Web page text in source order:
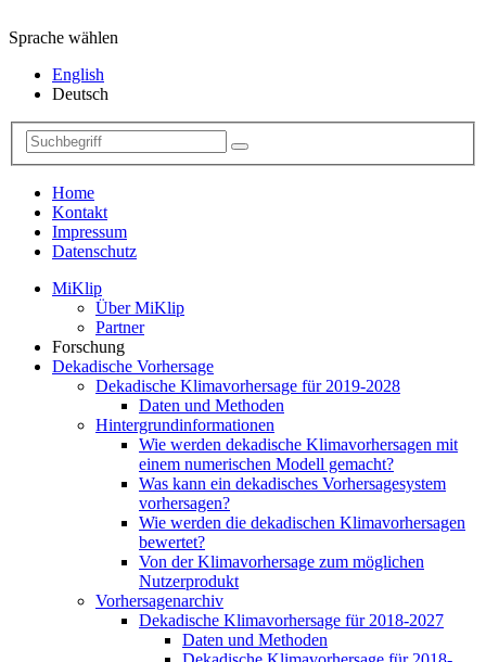
Sprache wählen
English
Deutsch
Home
Kontakt
Impressum
Datenschutz
MiKlip
Über MiKlip
Partner
Forschung
Dekadische Vorhersage
Dekadische Klimavorhersage für 2019-2028
Daten und Methoden
Hintergrundinformationen
Wie werden dekadische Klimavorhersagen mit
einem numerischen Modell gemacht?
Was kann ein dekadisches Vorhersagesystem
vorhersagen?
Wie werden die dekadischen Klimavorhersagen
bewertet?
Von der Klimavorhersage zum möglichen
Nutzerprodukt
Vorhersagenarchiv
Dekadische Klimavorhersage für 2018-2027
Daten und Methoden